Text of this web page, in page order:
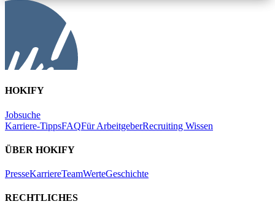
HOKIFY
Jobsuche
Karriere-TippsFAQFür ArbeitgeberRecruiting Wissen
ÜBER HOKIFY
PresseKarriereTeamWerteGeschichte
RECHTLICHES